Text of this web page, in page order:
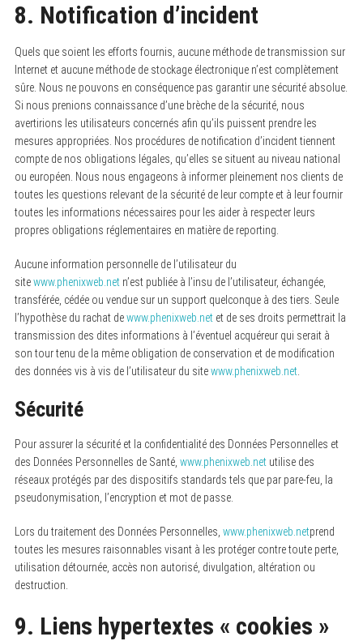
8. Notification d’incident
Quels que soient les efforts fournis, aucune méthode de transmission sur
Internet et aucune méthode de stockage électronique n’est complètement
sûre. Nous ne pouvons en conséquence pas garantir une sécurité absolue.
Si nous prenions connaissance d’une brèche de la sécurité, nous
avertirions les utilisateurs concernés afin qu’ils puissent prendre les
mesures appropriées. Nos procédures de notification d’incident tiennent
compte de nos obligations légales, qu’elles se situent au niveau national
ou européen. Nous nous engageons à informer pleinement nos clients de
toutes les questions relevant de la sécurité de leur compte et à leur fournir
toutes les informations nécessaires pour les aider à respecter leurs
propres obligations réglementaires en matière de reporting.
Aucune information personnelle de l’utilisateur du
sitewww.phenixweb.netn’est publiée à l’insu de l’utilisateur, échangée,
transférée, cédée ou vendue sur un support quelconque à des tiers. Seule
l’hypothèse du rachat dewww.phenixweb.netet de ses droits permettrait la
transmission des dites informations à l’éventuel acquéreur qui serait à
son tour tenu de la même obligation de conservation et de modification
des données vis à vis de l’utilisateur du sitewww.phenixweb.net.
Sécurité
Pour assurer la sécurité et la confidentialité des Données Personnelles et
des Données Personnelles de Santé, www.phenixweb.netutilise des
réseaux protégés par des dispositifs standards tels que par pare-feu, la
pseudonymisation, l’encryption et mot de passe.
Lors du traitement des Données Personnelles, www.phenixweb.netprend
toutes les mesures raisonnables visant à les protéger contre toute perte,
utilisation détournée, accès non autorisé, divulgation, altération ou
destruction.
9. Liens hypertextes « cookies »